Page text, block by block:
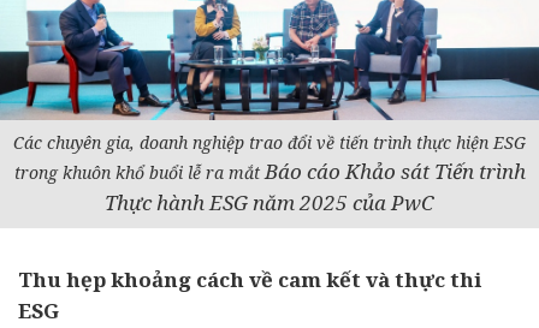
Các chuyên gia, doanh nghiệp trao đổi về tiến trình thực hiện ESG
trong khuôn khổ buổi lễ ra mắtBáo cáo Khảo sát Tiến trình
Thực hành ESG năm 2025 của PwC
Thu hẹp khoảng cách về cam kết và thực thi
ESG